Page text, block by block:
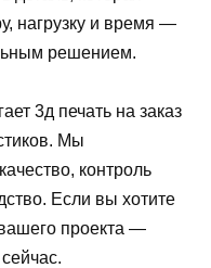
нагрузку и время —
решением.
3д печать на заказ
Мы
контроль
Если вы хотите
проекта —